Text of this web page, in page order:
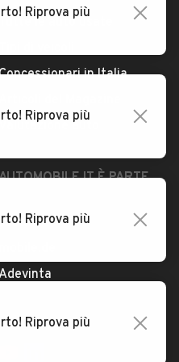
Tutte le auto usate
in Italia
Valutazione auto
È PARTE
Riprova più
Riprova più
Riprova più
Riprova più